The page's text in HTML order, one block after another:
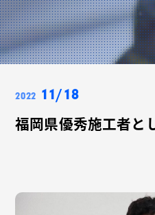
2022 11/18
福岡県優秀施工者と